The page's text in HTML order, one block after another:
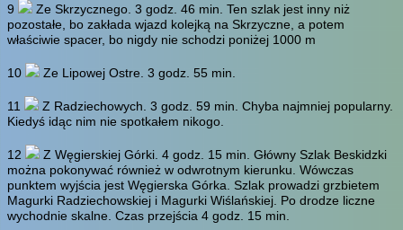
9 Ze Skrzycznego. 3 godz. 46 min. Ten szlak jest inny niż
pozostałe, bo zakłada wjazd kolejką na Skrzyczne, a potem
właściwie spacer, bo nigdy nie schodzi poniżej 1000 m
10 Ze Lipowej Ostre. 3 godz. 55 min.
11 Z Radziechowych. 3 godz. 59 min. Chyba najmniej popularny.
Kiedyś idąc nim nie spotkałem nikogo.
12 Z Węgierskiej Górki. 4 godz. 15 min. Główny Szlak Beskidzki
można pokonywać również w odwrotnym kierunku. Wówczas
punktem wyjścia jest Węgierska Górka. Szlak prowadzi grzbietem
Magurki Radziechowskiej i Magurki Wiślańskiej. Po drodze liczne
wychodnie skalne. Czas przejścia 4 godz. 15 min.